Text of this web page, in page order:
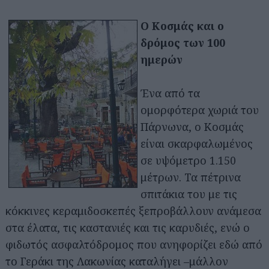
Ο Κοσμάς και ο
δρόμος των 100
ημερών
Ένα από τα
ομορφότερα χωριά του
Πάρνωνα, ο Κοσμάς
είναι σκαρφαλωμένος
σε υψόμετρο 1.150
μέτρων. Τα πέτρινα
σπιτάκια του με τις
κόκκινες κεραμιδοσκεπές ξεπροβάλλουν ανάμεσα
στα έλατα, τις καστανιές και τις καρυδιές, ενώ ο
φιδωτός ασφαλτόδρομος που ανηφορίζει εδώ από
το Γεράκι της Λακωνίας καταλήγει –μάλλον